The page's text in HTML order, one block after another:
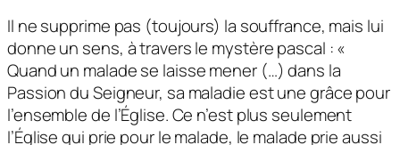
Il ne supprime pas (toujours) la souffrance, mais lui
donne un sens, à travers le mystère pascal : «
Quand un malade se laisse mener (…) dans la
Passion du Seigneur, sa maladie est une grâce pour
l’ensemble de l’Église. Ce n’est plus seulement
l’Église qui prie pour le malade, le malade prie aussi